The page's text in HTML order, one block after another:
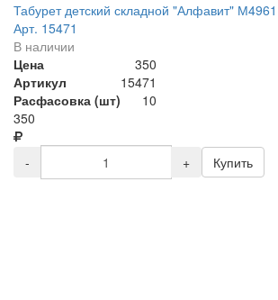
Табурет детский складной "Алфавит"
Арт. 15471
В наличии
Цена
350
Артикул
15471
Расфасовка (шт)
10
350
- + Купить